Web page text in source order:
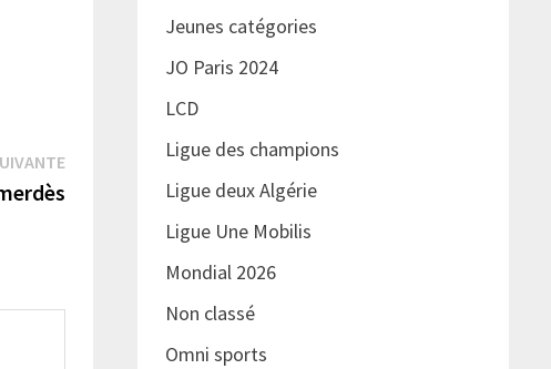
Publication
suivante :
Jeunes catégories
JO Paris 2024
LCD
Ligue des champions
Ligue deux Algérie
Ligue Une Mobilis
Mondial 2026
Non classé
Omni sports